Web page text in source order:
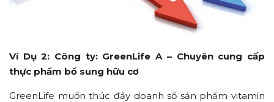
Ví Dụ 2: Công ty: GreenLife A – Chuyên cung cấp
thực phẩm bổ sung hữu cơ
GreenLife muốn thúc đẩy doanh số sản phẩm vitamin